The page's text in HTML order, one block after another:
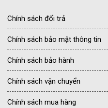
Chính sách đổi trả
Chính sách bảo mật thông tin
Chính sách bảo hành
Chính sách vận chuyển
Chính sách mua hàng